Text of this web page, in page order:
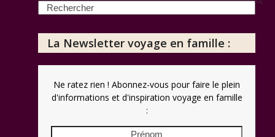
Search
La Newsletter voyage en famille :
Ne ratez rien ! Abonnez-vous pour faire le plein
d'informations et d'inspiration voyage en famille
: